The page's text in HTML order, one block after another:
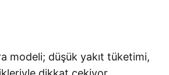
modeli; düşük yakıt tüketimi,